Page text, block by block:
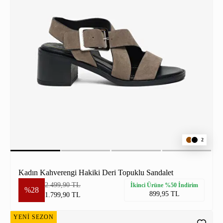
2
Kadın Kahverengi Hakiki Deri Topuklu Sandalet
%28
2.499,90 TL
1.799,90 TL
İkinci Ürüne %50 İndirim
899,95 TL
YENİ SEZON